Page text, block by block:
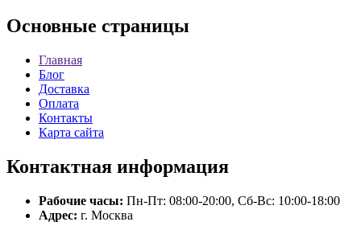
Основные страницы
Главная
Блог
Доставка
Оплата
Контакты
Карта сайта
Контактная информация
Рабочие часы: Пн-Пт: 08:00-20:00, Сб-Вс: 10:00-18:00
Адрес: г. Москва